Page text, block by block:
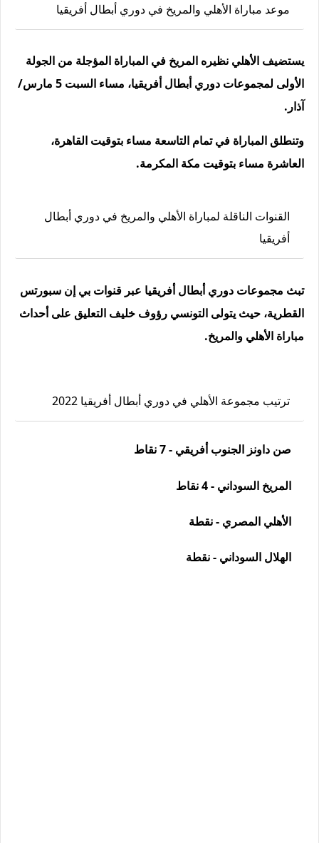
موعد مباراة الأهلي والمريخ في دوري أبطال أفريقيا
يستضيف الأهلي نظيره المريخ في المباراة المؤجلة من الجولة
الأولى لمجموعات دوري أبطال أفريقيا، مساء السبت 5 مارس/
آذار.
وتنطلق المباراة في تمام التاسعة مساء بتوقيت القاهرة،
العاشرة مساء بتوقيت مكة المكرمة.
القنوات الناقلة لمباراة الأهلي والمريخ في دوري أبطال
أفريقيا
تبث مجموعات دوري أبطال أفريقيا عبر قنوات بي إن سبورتس
القطرية، حيث يتولى التونسي رؤوف خليف التعليق على أحداث
مباراة الأهلي والمريخ.
ترتيب مجموعة الأهلي في دوري أبطال أفريقيا 2022
صن داونز الجنوب أفريقي - 7 نقاط
المريخ السوداني - 4 نقاط
الأهلي المصري - نقطة
الهلال السوداني - نقطة